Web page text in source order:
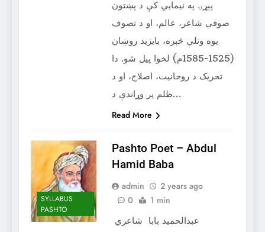
پېړۍ په نیمایي کې د پښتون
صوفي شاعر، عالم، او د تصوف
یوه وتلې څېره، بایزید روښان
(1525-1585م) لخوا پیل شو. دا
تحریک د روحانیت، اصلاح، او د
ظلم پر وړاندې د…
Read More
SYLLABUS
PASHTO
Pashto Poet – ‌Abdul
Hamid Baba
admin
2 years ago
0
1 min
عبدالحميد بابا شاعري